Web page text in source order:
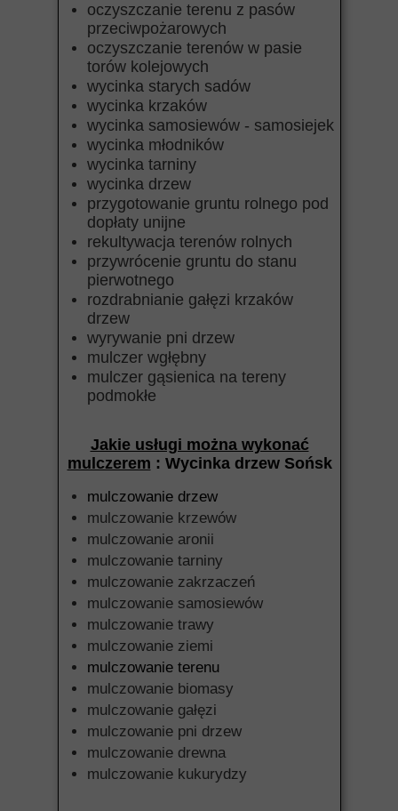
oczyszczanie terenu z pasów
przeciwpożarowych
oczyszczanie terenów w pasie
torów kolejowych
wycinka starych sadów
wycinka krzaków
wycinka samosiewów - samosiejek
wycinka młodników
wycinka tarniny
wycinka drzew
przygotowanie gruntu rolnego pod
dopłaty unijne
rekultywacja terenów rolnych
przywrócenie gruntu do stanu
pierwotnego
rozdrabnianie gałęzi krzaków
drzew
wyrywanie pni drzew
mulczer wgłębny
mulczer gąsienica na tereny
podmokłe
Jakie usługi można wykonać
mulczerem : Wycinka drzew Sońsk
mulczowanie drzew
mulczowanie krzewów
mulczowanie aronii
mulczowanie tarniny
mulczowanie zakrzaczeń
mulczowanie samosiewów
mulczowanie trawy
mulczowanie ziemi
mulczowanie terenu
mulczowanie biomasy
mulczowanie gałęzi
mulczowanie pni drzew
mulczowanie drewna
mulczowanie kukurydzy